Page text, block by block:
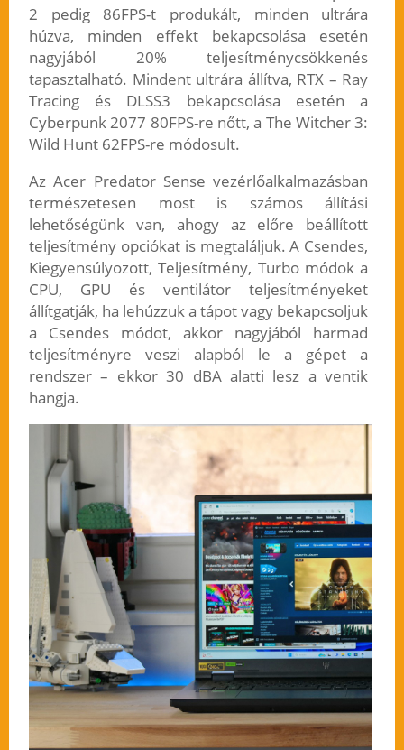
2 pedig 86FPS-t produkált, minden ultrára
húzva, minden effekt bekapcsolása esetén
nagyjából 20% teljesítménycsökkenés
tapasztalható. Mindent ultrára állítva, RTX – Ray
Tracing és DLSS3 bekapcsolása esetén a
Cyberpunk 2077 80FPS-re nőtt, a The Witcher 3:
Wild Hunt 62FPS-re módosult.
Az Acer Predator Sense vezérlőalkalmazásban
természetesen most is számos állítási
lehetőségünk van, ahogy az előre beállított
teljesítmény opciókat is megtaláljuk. A Csendes,
Kiegyensúlyozott, Teljesítmény, Turbo módok a
CPU, GPU és ventilátor teljesítményeket
állítgatják, ha lehúzzuk a tápot vagy bekapcsoljuk
a Csendes módot, akkor nagyjából harmad
teljesítményre veszi alapból le a gépet a
rendszer – ekkor 30 dBA alatti lesz a ventik
hangja.